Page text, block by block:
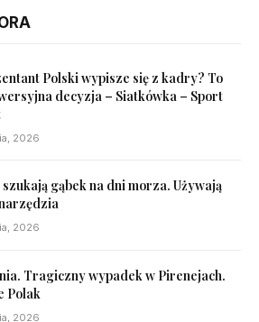
Polski wypisze się z kadry? To
decyzja – Siatkówka – Sport
2026
gąbek na dni morza. Używają
2026
Tragiczny wypadek w Pirenejach.
Polak
2026